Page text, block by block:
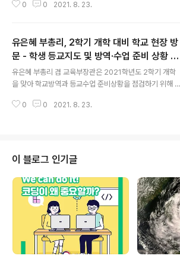
S’, 사장 김명중)를 방문한다. 교육부와 EBS는 다수 중‧고
터링)하며 특이사항 발생 시 즉각 대응할 수 있도록 대비하
고 있다. * EBS, 온라인클래스 운영‧클라우드‧네트워크 업
체 인력 등 20명 이번 비상상황실 방문을 통해, 다수 인원
동시접속 시의 시스템 안정성과 비상상황 발생 시 대응체
개선한 온라인클래스 세부 기능의 편의성도 직접 확인할
0 0 2021. 8. 23.
유은혜 부총리, 2학기 개학 대비 학교 현장 방
문 - 학생 등교지도 및 방역·수업 준비 상황 점
검 -
유은혜 부총리 겸 교육부장관은 2021학년도 2학기 개학
을 맞아 학교방역과 등교수업 준비상황을 점검하기 위해 8
구로구 소재)를 방문한다. 유은혜 부총리 겸 교육부장관은
지난 8월 9일(월), ‘2학기 학사운영 방안’에서 교육회복을
위한 단계적 등교확대*를 발표하였으며, 철저한 학교방역
조치와 신속대응 협조체계 구축으로 이를 지원한다. * (개
학 시점 ~) 거리두기 4단계 시 등교수업 요구가 높은 학생
중심 부분등교 (9월 2주 ~) 거리두기 3단계 시 전면등교
가능, 4단계 ..
0 0 2021. 8. 23.
이 블로그 인기글